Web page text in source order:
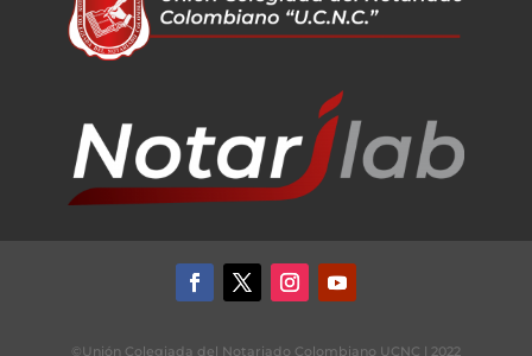
©Unión Colegiada del Notariado Colombiano UCNC | 2022